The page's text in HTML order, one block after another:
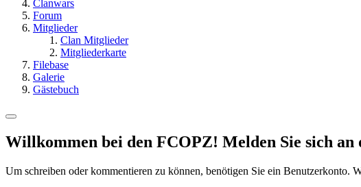
Clanwars
Forum
Mitglieder
Clan Mitglieder
Mitgliederkarte
Filebase
Galerie
Gästebuch
Willkommen bei den FCOPZ! Melden Sie sich an
Um schreiben oder kommentieren zu können, benötigen Sie ein Benutzerkonto.